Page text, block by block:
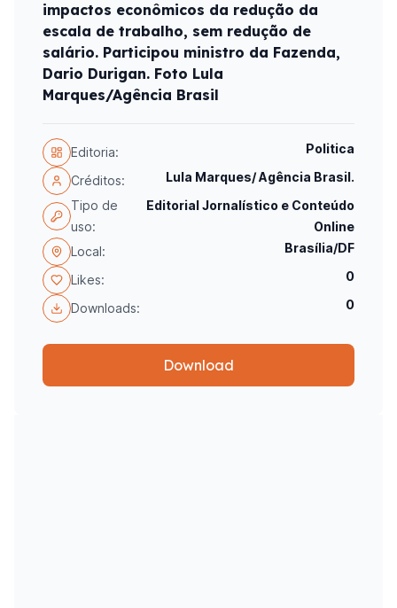
impactos econômicos da redução da
escala de trabalho, sem redução de
salário. Participou ministro da Fazenda,
Dario Durigan. Foto Lula
Marques/Agência Brasil
Editoria: Politica
Créditos:
Lula Marques/ Agência Brasil.
Tipo de
uso:
Editorial Jornalístico e Conteúdo
Online
Local:
Brasília/DF
Likes: 0
Downloads: 0
Download